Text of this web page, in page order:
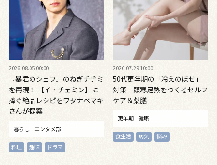
2026.08.05 00:00
『暴君のシェフ』のねぎチヂミ
を再現！ 【イ・チェミン】に
捧ぐ絶品レシピをワタナベマキ
さんが提案
暮らし エンタメ部
料理 趣味 ドラマ
2026.07.29 10:00
50代更年期の「冷えのぼせ」
対策｜頭寒足熱をつくるセルフ
ケア＆薬膳
更年期 健康
食生活 病気 悩み